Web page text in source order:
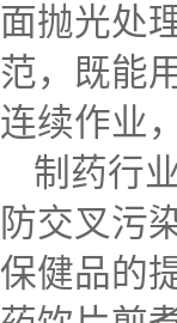
面抛光处
范，既能
连续作业
制药行
防交叉污
保健品的